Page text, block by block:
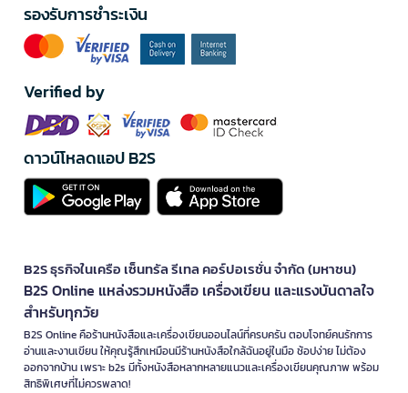
รองรับการชำระเงิน
Verified by
ดาวน์โหลดแอป B2S
B2S ธุรกิจในเครือ เซ็นทรัล รีเทล คอร์ปอเรชั่น จำกัด (มหาชน)
B2S Online แหล่งรวมหนังสือ เครื่องเขียน และแรงบันดาลใจ
สำหรับทุกวัย
B2S Online คือร้านหนังสือและเครื่องเขียนออนไลน์ที่ครบครัน ตอบโจทย์คนรักการ
อ่านและงานเขียน ให้คุณรู้สึกเหมือนมีร้านหนังสือใกล้ฉันอยู่ในมือ ช้อปง่าย ไม่ต้อง
ออกจากบ้าน เพราะ b2s มีทั้งหนังสือหลากหลายแนวและเครื่องเขียนคุณภาพ พร้อม
สิทธิพิเศษที่ไม่ควรพลาด!